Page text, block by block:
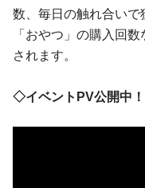
数、毎日の触れ合い
「おやつ」の購入回
されます。
◇イベントPV公開中！